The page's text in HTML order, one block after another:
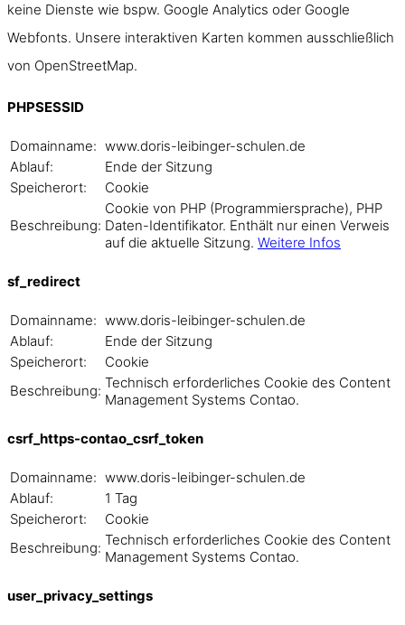
keine Dienste wie bspw. Google Analytics oder Google
Webfonts. Unsere interaktiven Karten kommen ausschließlich
von OpenStreetMap.
PHPSESSID
Domainname: www.doris-leibinger-schulen.de
Ablauf:
Ende der Sitzung
Speicherort:
Cookie
Beschreibung:
Cookie von PHP (Programmiersprache), PHP
Daten-Identifikator. Enthält nur einen Verweis
auf die aktuelle Sitzung. Weitere Infos
sf_redirect
Domainname: www.doris-leibinger-schulen.de
Ablauf:
Ende der Sitzung
Speicherort:
Cookie
Beschreibung: Technisch erforderliches Cookie des Content
Management Systems Contao.
csrf_https-contao_csrf_token
Domainname: www.doris-leibinger-schulen.de
Ablauf:
1 Tag
Speicherort:
Cookie
Beschreibung: Technisch erforderliches Cookie des Content
Management Systems Contao.
user_privacy_settings